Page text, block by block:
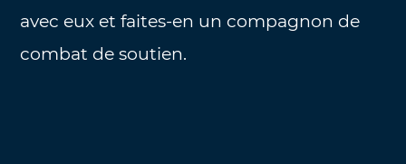
avec eux et faites-en un compagnon de
combat de soutien.